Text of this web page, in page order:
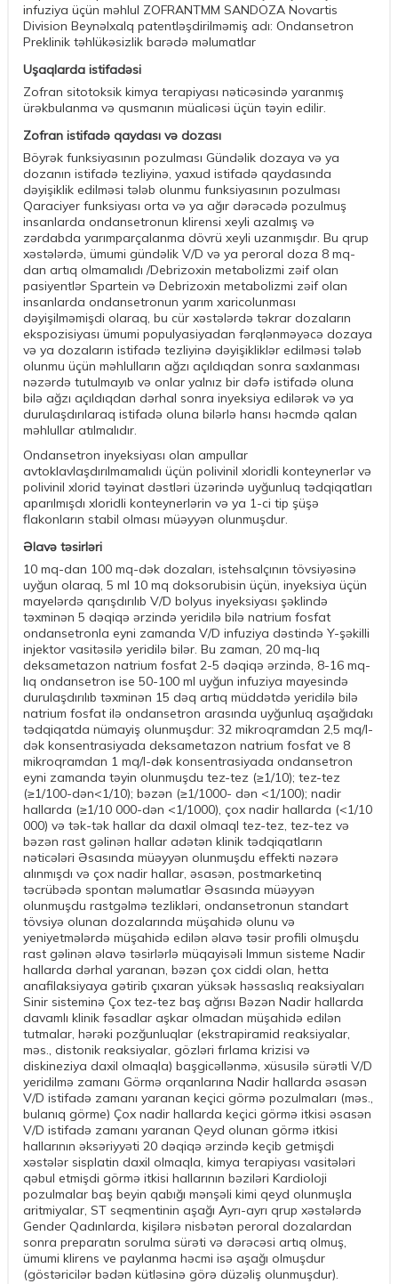
infuziya üçün məhlul ZOFRANTMM SANDOZA Novartis
Division Beynəlxalq patentləşdirilməmiş adı: Ondansetron
Preklinik təhlükəsizlik barədə məlumatlar
Uşaqlarda istifadəsi
Zofran sitotoksik kimya terapiyası nəticəsində yaranmış
ürəkbulanma və qusmanın müalicəsi üçün təyin edilir.
Zofran istifadə qaydası və dozası
Böyrək funksiyasının pozulması Gündəlik dozaya və ya
dozanın istifadə tezliyinə, yaxud istifadə qaydasında
dəyişiklik edilməsi tələb olunmu funksiyasının pozulması
Qaraciyer funksiyası orta və ya ağır dərəcədə pozulmuş
insanlarda ondansetronun klirensi xeyli azalmış və
zərdabda yarımparçalanma dövrü xeyli uzanmışdır. Bu qrup
xəstələrdə, ümumi gündəlik V/D və ya peroral doza 8 mq-
dan artıq olmamalıdı /Debrizoxin metabolizmi zəif olan
pasiyentlər Spartein və Debrizoxin metabolizmi zəif olan
insanlarda ondansetronun yarım xaricolunması
dəyişilməmişdi olaraq, bu cür xəstələrdə təkrar dozaların
ekspozisiyası ümumi populyasiyadan fərqlənməyəcə dozaya
və ya dozaların istifadə tezliyinə dəyişikliklər edilməsi tələb
olunmu üçün məhlulların ağzı açıldıqdan sonra saxlanması
nəzərdə tutulmayıb və onlar yalnız bir dəfə istifadə oluna
bilə ağzı açıldıqdan dərhal sonra inyeksiya edilərək və ya
durulaşdırılaraq istifadə oluna bilərlə hansı həcmdə qalan
məhlullar atılmalıdır.
Ondansetron inyeksiyası olan ampullar
avtoklavlaşdırılmamalıdı üçün polivinil xloridli konteynerlər və
polivinil xlorid təyinat dəstləri üzərində uyğunluq tədqiqatları
aparılmışdı xloridli konteynerlərin və ya 1-ci tip şüşə
flakonların stabil olması müəyyən olunmuşdur.
Əlavə təsirləri
10 mq-dan 100 mq-dək dozaları, istehsalçının tövsiyəsinə
uyğun olaraq, 5 ml 10 mq doksorubisin üçün, inyeksiya üçün
mayelərdə qarışdırılıb V/D bolyus inyeksiyası şəklində
təxminən 5 dəqiqə ərzində yeridilə bilə natrium fosfat
ondansetronla eyni zamanda V/D infuziya dəstində Y-şəkilli
injektor vasitəsilə yeridilə bilər. Bu zaman, 20 mq-lıq
deksametazon natrium fosfat 2-5 dəqiqə ərzində, 8-16 mq-
lıq ondansetron ise 50-100 ml uyğun infuziya mayesində
durulaşdırılıb təxminən 15 dəq artıq müddətdə yeridilə bilə
natrium fosfat ilə ondansetron arasında uyğunluq aşağıdakı
tədqiqatda nümayiş olunmuşdur: 32 mikroqramdan 2,5 mq/l-
dək konsentrasiyada deksametazon natrium fosfat ve 8
mikroqramdan 1 mq/l-dǝk konsentrasiyada ondansetron
eyni zamanda təyin olunmuşdu tez-tez (≥1/10); tez-tez
(≥1/100-dən<1/10); bəzən (≥1/1000- dən <1/100); nadir
hallarda (≥1/10 000-dən <1/1000), çox nadir hallarda (<1/10
000) və tək-tək hallar da daxil olmaql tez-tez, tez-tez və
bəzən rast gəlinən hallar adətən klinik tədqiqatların
nəticələri Əsasında müəyyən olunmuşdu effekti nəzərə
alınmışdı və çox nadir hallar, əsasən, postmarketinq
təcrübədə spontan məlumatlar Əsasında müəyyən
olunmuşdu rastgəlmə tezlikləri, ondansetronun standart
tövsiyə olunan dozalarında müşahidə olunu və
yeniyetmələrdə müşahidə edilən əlavə təsir profili olmuşdu
rast gəlinən əlavə təsirlərlə müqayisəli Immun sisteme Nadir
hallarda dərhal yaranan, bəzən çox ciddi olan, hetta
anafilaksiyaya gətirib çıxaran yüksək həssaslıq reaksiyaları
Sinir sisteminə Çox tez-tez baş ağrısı Bəzən Nadir hallarda
davamlı klinik fəsadlar aşkar olmadan müşahidə edilən
tutmalar, hərəki pozğunluqlar (ekstrapiramid reaksiyalar,
məs., distonik reaksiyalar, gözləri fırlama krizisi və
diskineziya daxil olmaqla) başgicəllənmə, xüsusilə sürətli V/D
yeridilmə zamanı Görmə orqanlarına Nadir hallarda əsasən
V/D istifadə zamanı yaranan keçici görmə pozulmaları (məs.,
bulanıq görme) Çox nadir hallarda keçici görmə itkisi əsasən
V/D istifadə zamanı yaranan Qeyd olunan görmə itkisi
hallarının əksəriyyəti 20 dəqiqə ərzində keçib getmişdi
xəstələr sisplatin daxil olmaqla, kimya terapiyası vasitələri
qəbul etmişdi görmə itkisi hallarının bəziləri Kardioloji
pozulmalar baş beyin qabığı mənşəli kimi qeyd olunmuşla
aritmiyalar, ST seqmentinin aşağı Ayrı-ayrı qrup xəstələrdə
Gender Qadınlarda, kişilərə nisbətən peroral dozalardan
sonra preparatın sorulma sürəti və dərəcəsi artıq olmuş,
ümumi klirens ve paylanma həcmi isə aşağı olmuşdur
(göstəricilər bədən kütləsinə görə düzəliş olunmuşdur).